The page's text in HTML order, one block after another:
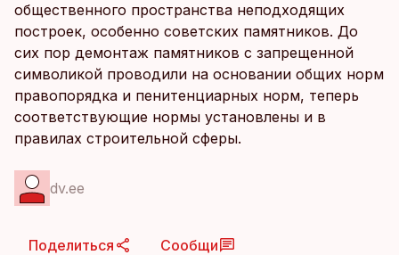
общественного пространства неподходящих
построек, особенно советских памятников. До
сих пор демонтаж памятников с запрещенной
символикой проводили на основании общих норм
правопорядка и пенитенциарных норм, теперь
соответствующие нормы установлены и в
правилах строительной сферы.
dv.ee
Поделиться Сообщи